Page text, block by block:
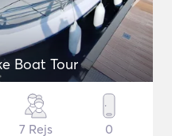
Boat Tour
7 Rejs 0